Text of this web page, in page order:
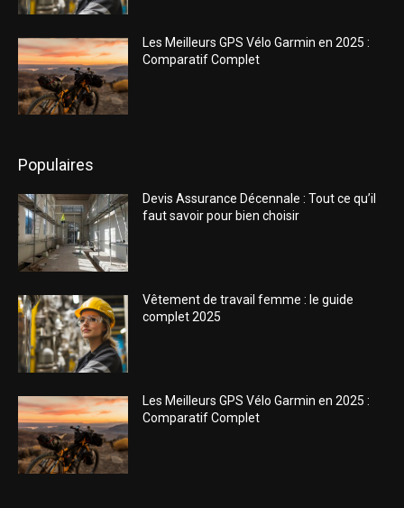
Les Meilleurs GPS Vélo Garmin en 2025 :
Comparatif Complet
Populaires
Devis Assurance Décennale : Tout ce qu’il
faut savoir pour bien choisir
Vêtement de travail femme : le guide
complet 2025
Les Meilleurs GPS Vélo Garmin en 2025 :
Comparatif Complet